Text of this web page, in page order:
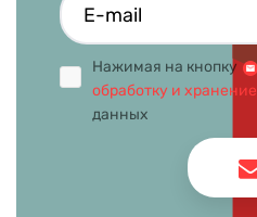
Нажимая на кнопку
обработку и хранение
данных